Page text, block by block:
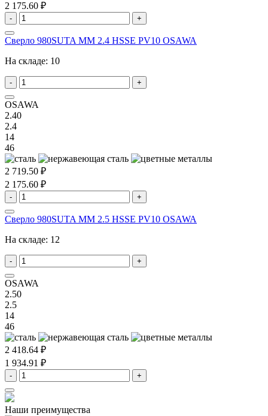
2 175.60 ₽
- +
Сверло 980SUTA MM 2.4 HSSE PV10 OSAWA
На складе: 10
- +
OSAWA
2.40
2.4
14
46
2 719.50 ₽
2 175.60 ₽
- +
Сверло 980SUTA MM 2.5 HSSE PV10 OSAWA
На складе: 12
- +
OSAWA
2.50
2.5
14
46
2 418.64 ₽
1 934.91 ₽
- +
Наши преимущества